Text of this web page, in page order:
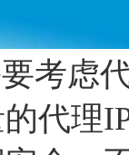
考虑
代理